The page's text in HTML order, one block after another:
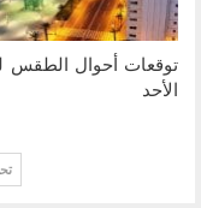
توقعات أحوال الطقس
الأحد